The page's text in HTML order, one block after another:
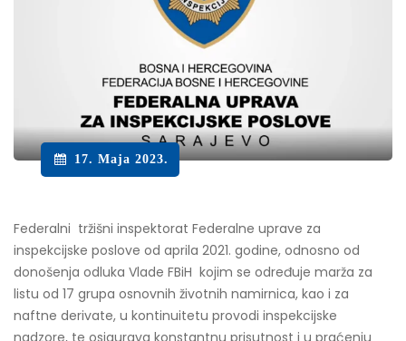
17. Maja 2023.
Federalni tržišni inspektorat Federalne uprave za
inspekcijske poslove od aprila 2021. godine, odnosno od
donošenja odluka Vlade FBiH kojim se određuje marža za
listu od 17 grupa osnovnih životnih namirnica, kao i za
naftne derivate, u kontinuitetu provodi inspekcijske
nadzore, te osigurava konstantnu prisutnost i u praćenju